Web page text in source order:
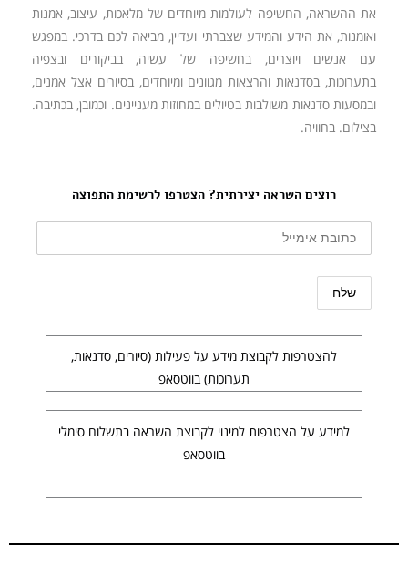
רוצים השראה יצירתית? הצטרפו לרשימת התפוצה
להצטרפות לקבוצת מידע על פעילות (סיורים, סדנאות,
תערוכות) בווטסאפ
למידע על הצטרפות למינוי לקבוצת השראה בתשלום סימלי
בווטסאפ
את ההשראה, החשיפה לעולמות מיוחדים של מלאכות, עיצוב, אמנות
ואומנות, את הידע והמידע שצברתי ועדיין, מביאה לכם בדרכי. במפגש
עם אנשים ויוצרים, בחשיפה של עשיה, בביקורים ובצפיה
בתערוכות, בסדנאות והרצאות מגוונים ומיוחדים, בסיורים אצל אמנים,
ובמסעות סדנאות משולבות בטיולים במחוזות מעניינים. וכמובן, בכתיבה.
בצילום. בחוויה.